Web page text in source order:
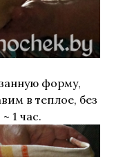
форму,
в теплое, без
1 час.